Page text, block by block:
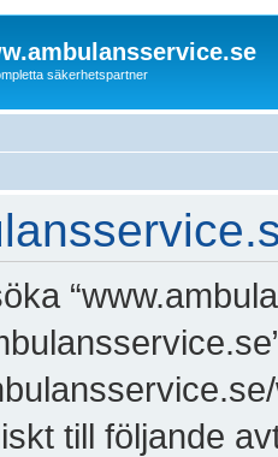
säkerhetspartner
till följande